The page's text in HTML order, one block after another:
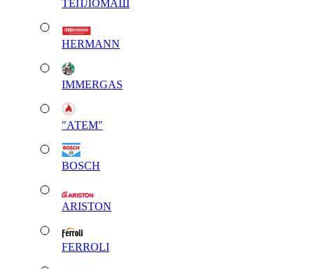
ТЕПЛОМАШ
HERMANN
IMMERGAS
"АТЕМ"
BOSCH
ARISTON
FERROLI